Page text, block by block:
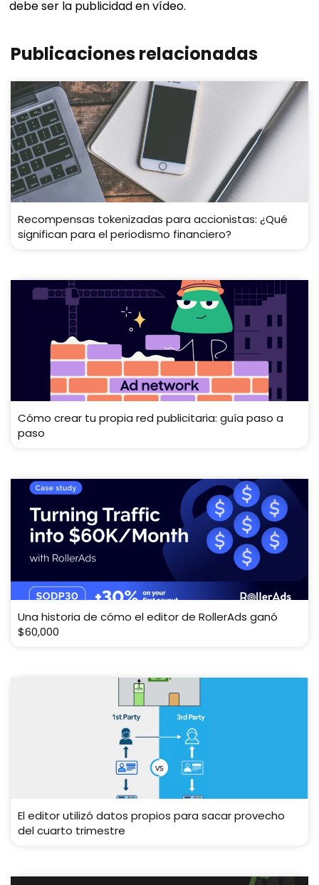
debe ser la publicidad en vídeo.
Publicaciones relacionadas
Recompensas tokenizadas para accionistas: ¿Qué
significan para el periodismo financiero?
Cómo crear tu propia red publicitaria: guía paso a
paso
Una historia de cómo el editor de RollerAds ganó
$60,000
El editor utilizó datos propios para sacar provecho
del cuarto trimestre